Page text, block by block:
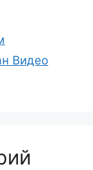
Видео